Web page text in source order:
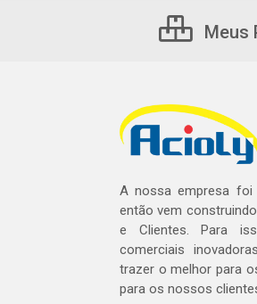
Meus
A nossa empresa foi
então vem
e Clientes. Para
comerciais
trazer o melhor para
para os nossos